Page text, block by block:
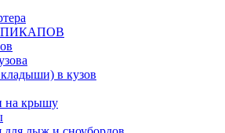
ПИКАПОВ
в кузов
на крышу